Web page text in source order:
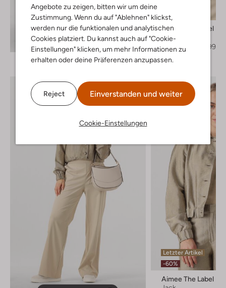
Angebote zu zeigen, bitten wir um deine
Zustimmung. Wenn du auf "Ablehnen" klickst,
werden nur die funktionalen und analytischen
Cookies platziert. Du kannst auch auf "Cookie-
Einstellungen" klicken, um mehr Informationen zu
erhalten oder deine Präferenzen anzupassen.
Reject Einverstanden und weiter
Cookie-Einstellungen
Entdecke den Look
Aimee The Label
Cardigans
€ 149,99
€ 89,99
Letzter Artikel
-60%
Aimee The Label